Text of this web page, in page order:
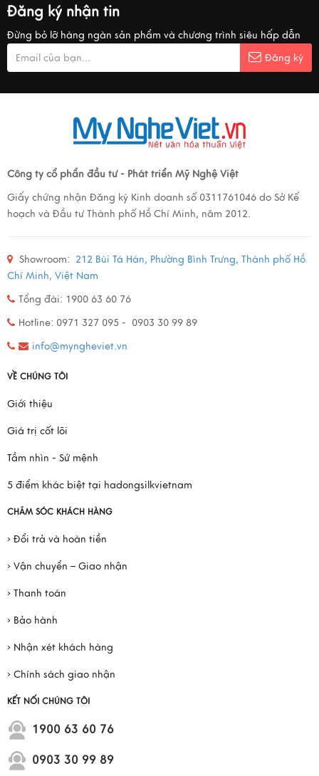
Đăng ký nhận tin
Đừng bỏ lỡ hàng ngàn sản phẩm và chương trình siêu hấp dẫn
Đăng ký
Công ty cổ phẩn đầu tư - Phát triển Mỹ Nghệ Việt
Giấy chứng nhận Đăng ký Kinh doanh số 0311761046 do Sở Kế
hoạch và Đầu tư Thành phố Hồ Chí Minh, năm 2012.
Showroom: 212 Bùi Tá Hán, Phường Bình Trưng, Thành phố Hồ
Chí Minh, Việt Nam
Tổng đài: 1900 63 60 76
Hotline: 0971 327 095 - 0903 30 99 89
info@myngheviet.vn
VỀ CHÚNG TÔI
Giới thiệu
Giá trị cốt lõi
Tầm nhìn - Sứ mệnh
5 điểm khác biệt tại hadongsilkvietnam
CHĂM SÓC KHÁCH HÀNG
› Đổi trả và hoàn tiền
› Vận chuyển – Giao nhận
› Thanh toán
› Bảo hành
› Nhận xét khách hàng
› Chính sách giao nhận
KẾT NỐI CHÚNG TÔI
1900 63 60 76
0903 30 99 89